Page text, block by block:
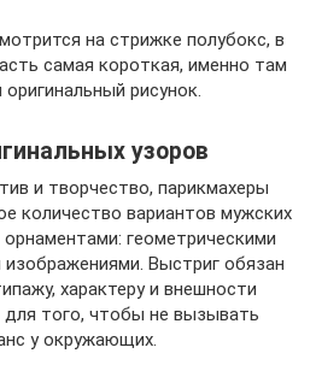
на стрижке полубокс, в
самая короткая, именно там
рисунок.
узоров
и творчество, парикмахеры
количество вариантов мужских
геометрическими
Выстриг обязан
характеру и внешности
того, чтобы не вызывать
у окружающих.